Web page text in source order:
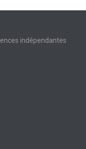
indépendantes